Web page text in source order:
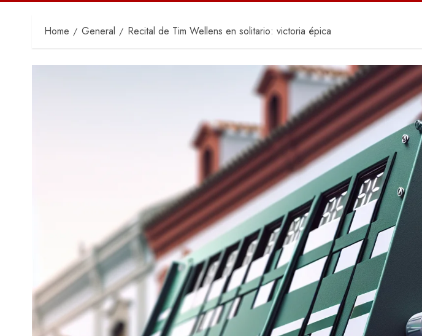
Home General Recital de Tim Wellens en solitario: victoria épica